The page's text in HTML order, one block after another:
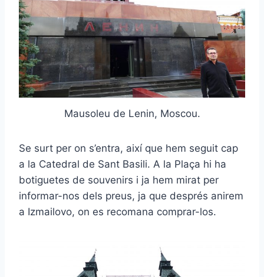
Mausoleu de Lenin, Moscou.
Se surt per on s’entra, així que hem seguit cap
a la Catedral de Sant Basili. A la Plaça hi ha
botiguetes de souvenirs i ja hem mirat per
informar-nos dels preus, ja que després anirem
a Izmailovo, on es recomana comprar-los.